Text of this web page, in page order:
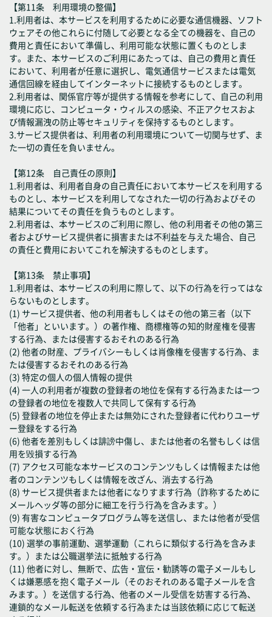
【第11条 利用環境の整備】
1.利用者は、本サービスを利用するために必要な通信機器、ソフト
ウェアその他これらに付随して必要となる全ての機器を、自己の
費用と責任において準備し、利用可能な状態に置くものとしま
す。また、本サービスのご利用にあたっては、自己の費用と責任
において、利用者が任意に選択し、電気通信サービスまたは電気
通信回線を経由してインターネットに接続するものとします。
2.利用者は、関係官庁等が提供する情報を参考にして、自己の利用
環境に応じ、コンピュータ・ウィルスの感染、不正アクセスおよ
び情報漏洩の防止等セキュリティを保持するものとします。
3.サービス提供者は、利用者の利用環境について一切関与せず、ま
た一切の責任を負いません。
【第12条 自己責任の原則】
1.利用者は、利用者自身の自己責任において本サービスを利用する
ものとし、本サービスを利用してなされた一切の行為およびその
結果についてその責任を負うものとします。
2.利用者は、本サービスのご利用に際し、他の利用者その他の第三
者およびサービス提供者に損害または不利益を与えた場合、自己
の責任と費用においてこれを解決するものとします。
【第13条 禁止事項】
1.利用者は、本サービスの利用に際して、以下の行為を行ってはな
らないものとします。
(1) サービス提供者、他の利用者もしくはその他の第三者（以下
「他者」といいます。）の著作権、商標権等の知的財産権を侵害
する行為、または侵害するおそれのある行為
(2) 他者の財産、プライバシーもしくは肖像権を侵害する行為、ま
たは侵害するおそれのある行為
(3) 特定の個人の個人情報の提供
(4) 一人の利用者が複数の登録者の地位を保有する行為または一つ
の登録者の地位を複数人で共同して保有する行為
(5) 登録者の地位を停止または無効にされた登録者に代わりユーザ
ー登録をする行為
(6) 他者を差別もしくは誹謗中傷し、または他者の名誉もしくは信
用を毀損する行為
(7) アクセス可能な本サービスのコンテンツもしくは情報または他
者のコンテンツもしくは情報を改ざん、消去する行為
(8) サービス提供者または他者になりすます行為（詐称するために
メールヘッダ等の部分に細工を行う行為を含みます。）
(9) 有害なコンピュータプログラム等を送信し、または他者が受信
可能な状態におく行為
(10) 選挙の事前運動、選挙運動（これらに類似する行為を含みま
す。）または公職選挙法に抵触する行為
(11) 他者に対し、無断で、広告・宣伝・勧誘等の電子メールもし
くは嫌悪感を抱く電子メール（そのおそれのある電子メールを含
みます。）を送信する行為、他者のメール受信を妨害する行為、
連鎖的なメール転送を依頼する行為または当該依頼に応じて転送